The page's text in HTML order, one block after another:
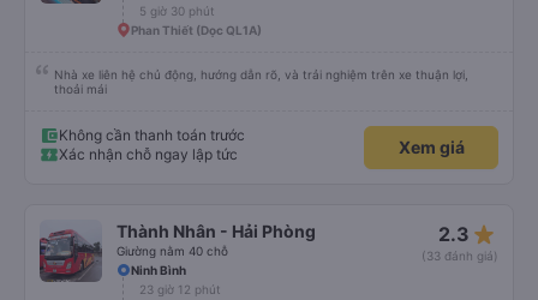
5 giờ 30 phút
Phan Thiết (Dọc QL1A)
Nhà xe liên hệ chủ động, hướng dẫn rõ, và trải nghiệm trên xe thuận lợi,
thoải mái
Không cần thanh toán trước
Xác nhận chỗ ngay lập tức
Xem giá
Thành Nhân - Hải Phòng
Giường nằm 40 chỗ
2.3 star_rate
(33 đánh giá)
Ninh Bình
23 giờ 12 phút